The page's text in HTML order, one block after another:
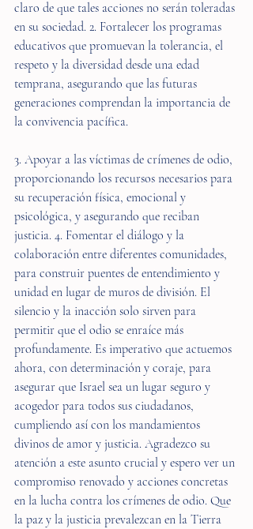
claro de que tales acciones no serán toleradas
en su sociedad. 2. Fortalecer los programas
educativos que promuevan la tolerancia, el
respeto y la diversidad desde una edad
temprana, asegurando que las futuras
generaciones comprendan la importancia de
la convivencia pacífica.
3. Apoyar a las víctimas de crímenes de odio,
proporcionando los recursos necesarios para
su recuperación física, emocional y
psicológica, y asegurando que reciban
justicia. 4. Fomentar el diálogo y la
colaboración entre diferentes comunidades,
para construir puentes de entendimiento y
unidad en lugar de muros de división. El
silencio y la inacción solo sirven para
permitir que el odio se enraíce más
profundamente. Es imperativo que actuemos
ahora, con determinación y coraje, para
asegurar que Israel sea un lugar seguro y
acogedor para todos sus ciudadanos,
cumpliendo así con los mandamientos
divinos de amor y justicia. Agradezco su
atención a este asunto crucial y espero ver un
compromiso renovado y acciones concretas
en la lucha contra los crímenes de odio. Que
la paz y la justicia prevalezcan en la Tierra